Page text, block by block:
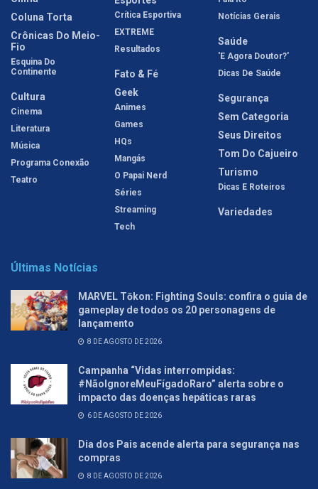
Coluna Torta
Crônicas Do Meio-
Fio
Esquina Do
Continente
Cultura
Cinema
Literatura
Música
Programa Conexão
Teatro
Crítica Esportiva
EXTREME
Resultados
Fato & Fé
Geek
Animes
Games
HQs
Mangás
O Papai Nerd
Séries
Streaming
Tech
Notícias Gerais
Saúde
'E Agora Doutor?'
Dicas De Saúde
Segurança
Sem Categoria
Seus Direitos
Tom Do Cajueiro
Turismo
Dicas E Roteiros
Variedades
Últimas Notícias
MARVEL Tōkon: Fighting Souls: confira o guia de
gameplay de todos os 20 personagens de
lançamento
8 DE AGOSTO DE 2026
Campanha “Vidas interrompidas:
#NãoIgnoreMeuFígadoRaro” alerta sobre o
impacto das doenças hepáticas raras
6 DE AGOSTO DE 2026
Dia dos Pais acende alerta para segurança nas
compras
8 DE AGOSTO DE 2026